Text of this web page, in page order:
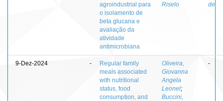
agroindustrial para
o isolamento de
beta glucana e
avaliação da
atividade
antimicrobiana
Riselo
de
9-Dez-2024 -
Regular family
meals associated
with nutritional
status, food
consumption, and
Oliveira,
Giovanna
Angela
Leonel;
Buccini,
-